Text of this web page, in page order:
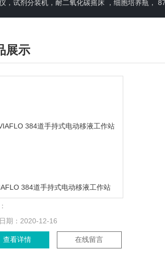
，试剂分装机，耐二氧化碳摇床 ，细胞培养瓶，
展示
384道手持式电动移液工作站
期： 2020-12-16
查看详情 在线留言